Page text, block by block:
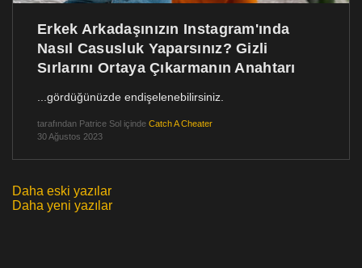
Erkek Arkadaşınızın Instagram'ında
Nasıl Casusluk Yaparsınız? Gizli
Sırlarını Ortaya Çıkarmanın Anahtarı
...gördüğünüzde endişelenebilirsiniz.
tarafından Patrice Sol içinde Catch A Cheater
30 Ağustos 2023
Yazı
Daha eski yazılar
Daha yeni yazılar